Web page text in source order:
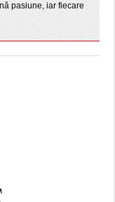
pasiune, iar fiecare